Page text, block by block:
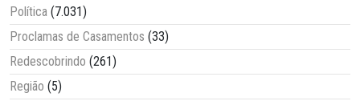
Política (7.031)
Proclamas de Casamentos (33)
Redescobrindo (261)
Região (5)